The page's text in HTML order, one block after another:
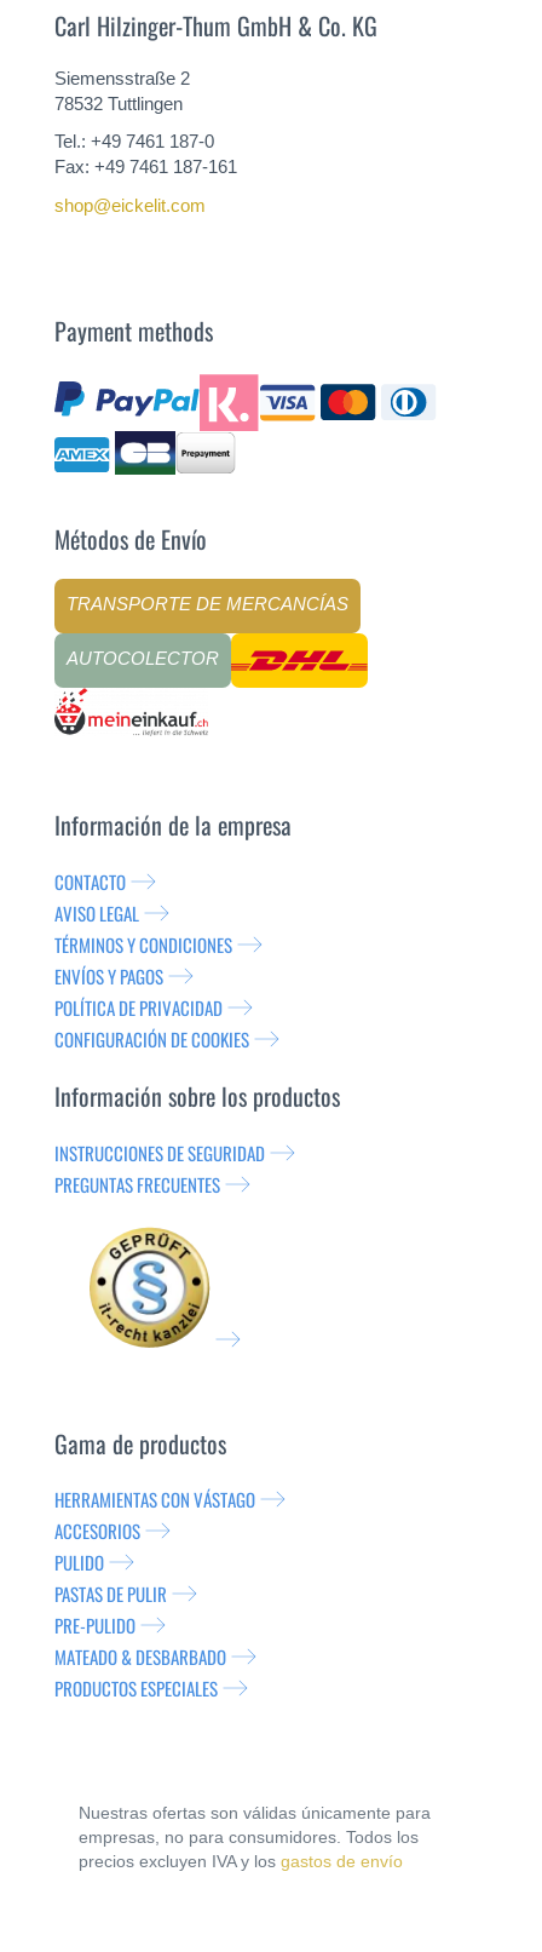
Carl Hilzinger-Thum GmbH & Co. KG
Siemensstraße 2
78532 Tuttlingen
Tel.: +49 7461 187-0
Fax: +49 7461 187-161
shop@eickelit.com
Payment methods
Métodos de Envío
TRANSPORTE DE MERCANCÍAS
AUTOCOLECTOR
Información de la empresa
CONTACTO
AVISO LEGAL
TÉRMINOS Y CONDICIONES
ENVÍOS Y PAGOS
POLÍTICA DE PRIVACIDAD
CONFIGURACIÓN DE COOKIES
Información sobre los productos
INSTRUCCIONES DE SEGURIDAD
PREGUNTAS FRECUENTES
Gama de productos
HERRAMIENTAS CON VÁSTAGO
ACCESORIOS
PULIDO
PASTAS DE PULIR
PRE-PULIDO
MATEADO & DESBARBADO
PRODUCTOS ESPECIALES
Nuestras ofertas son válidas únicamente para
empresas, no para consumidores. Todos los
precios excluyen IVA y los gastos de envío